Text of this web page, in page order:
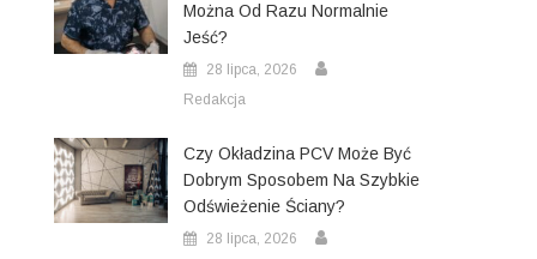
Można Od Razu Normalnie
Jeść?
28 lipca, 2026
Redakcja
Czy Okładzina PCV Może Być
Dobrym Sposobem Na Szybkie
Odświeżenie Ściany?
28 lipca, 2026